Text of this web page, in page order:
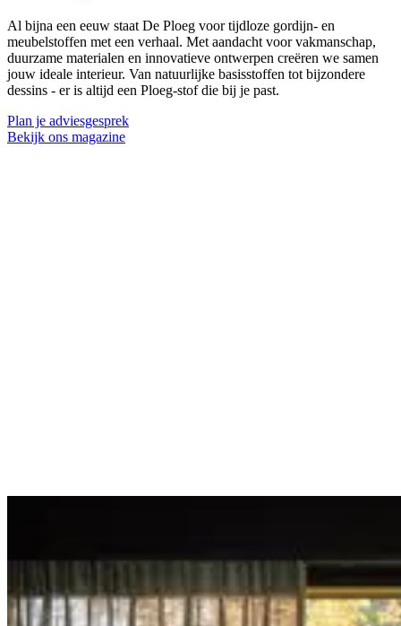
Al bijna een eeuw staat De Ploeg voor tijdloze gordijn- en
meubelstoffen met een verhaal. Met aandacht voor vakmanschap,
duurzame materialen en innovatieve ontwerpen creëren we samen
jouw ideale interieur. Van natuurlijke basisstoffen tot bijzondere
dessins - er is altijd een Ploeg-stof die bij je past.
Plan je adviesgesprek
Bekijk ons magazine